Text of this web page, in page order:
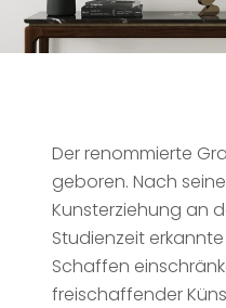
Der renommierte
geboren. Nach
Kunsterziehung an
Studienzeit
Schaffen
freischaffender